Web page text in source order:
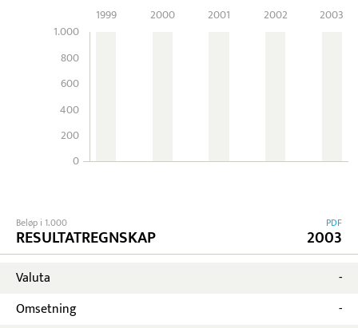
1.000
800
600
400
200
0
1999 2000 2001 2002 2003
Beløp i 1.000
RESULTATREGNSKAP
PDF
2003
Valuta
-
Omsetning
-